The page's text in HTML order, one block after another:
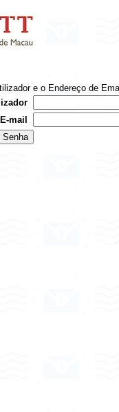
e o Endereço de
mail